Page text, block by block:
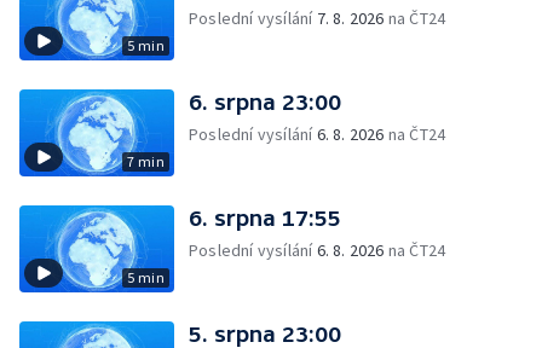
5 min
Poslední vysílání 7. 8. 2026 na ČT24
7 min
6. srpna 23:00
Poslední vysílání6. 8. 2026 na ČT24
5 min
6. srpna 17:55
Poslední vysílání6. 8. 2026 na ČT24
5. srpna 23:00